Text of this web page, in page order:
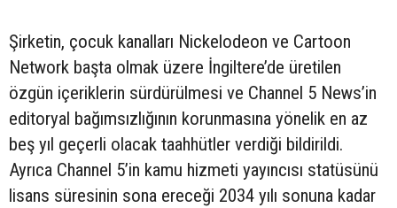
Şirketin, çocuk kanalları Nickelodeon ve Cartoon
Network başta olmak üzere İngiltere’de üretilen
özgün içeriklerin sürdürülmesi ve Channel 5 News’in
editoryal bağımsızlığının korunmasına yönelik en az
beş yıl geçerli olacak taahhütler verdiği bildirildi.
Ayrıca Channel 5’in kamu hizmeti yayıncısı statüsünü
lisans süresinin sona ereceği 2034 yılı sonuna kadar